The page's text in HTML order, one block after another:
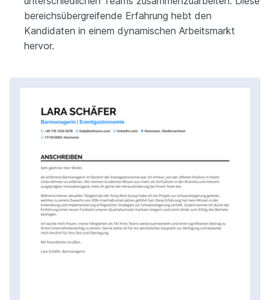
bereichsübergreifende Erfahrung hebt den
Kandidaten in einem dynamischen Arbeitsmarkt
hervor.